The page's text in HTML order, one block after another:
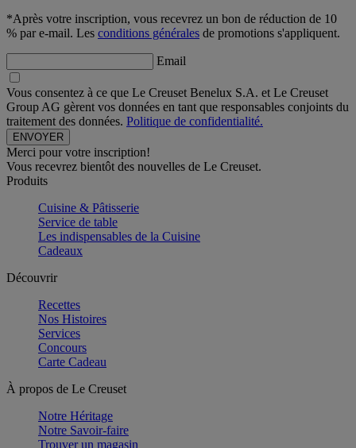
*Après votre inscription, vous recevrez un bon de réduction de 10
% par e-mail. Les conditions générales de promotions s'appliquent.
Email
Vous consentez à ce que Le Creuset Benelux S.A. et Le Creuset
Group AG gèrent vos données en tant que responsables conjoints du
traitement des données. Politique de confidentialité.
Merci pour votre inscription!
Vous recevrez bientôt des nouvelles de Le Creuset.
Produits
Cuisine & Pâtisserie
Service de table
Les indispensables de la Cuisine
Cadeaux
Découvrir
Recettes
Nos Histoires
Services
Concours
Carte Cadeau
À propos de Le Creuset
Notre Héritage
Notre Savoir-faire
Trouver un magasin